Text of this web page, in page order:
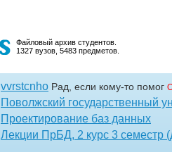
Файловый архив студентов.
1327 вузов, 5483 предметов.
vvrstcnho Рад, если кому-то помог
Поволжский государственный
Проектирование баз данных
Лекции ПрБД, 2 курс 3 семестр